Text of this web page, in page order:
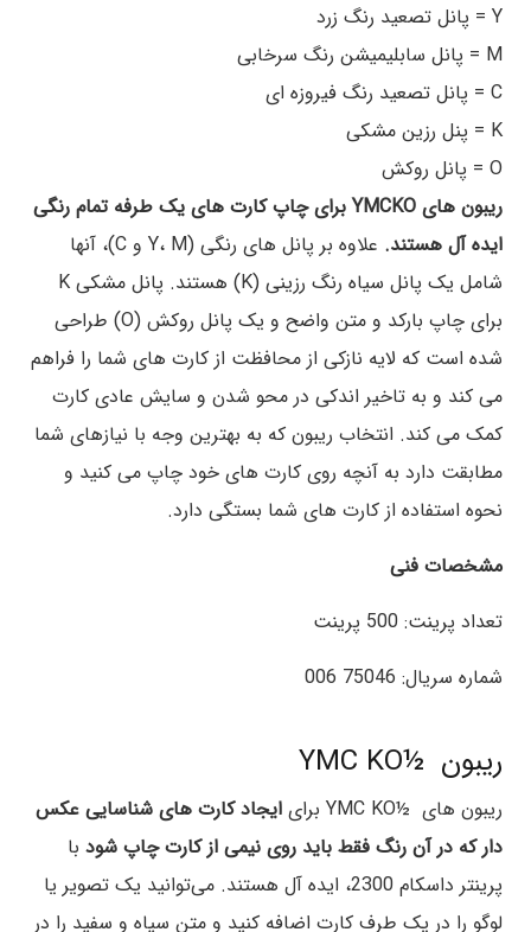
Y = پانل تصعید رنگ زرد
M = پانل سابلیمیشن رنگ سرخابی
C = پانل تصعید رنگ فیروزه ای
K = پنل رزین مشکی
O = پانل روکش
ریبون های YMCKO برای چاپ کارت های یک طرفه تمام رنگی
ایده آل هستند.
علاوه بر پانل های رنگی (Y، M و C)، آنها
شامل یک پانل سیاه رنگ رزینی (K) هستند. پانل مشکی K
برای چاپ بارکد و متن واضح و یک پانل روکش (O) طراحی
شده است که لایه نازکی از محافظت از کارت های شما را فراهم
می کند و به تاخیر اندکی در محو شدن و سایش عادی کارت
کمک می کند. انتخاب ریبون که به بهترین وجه با نیازهای شما
مطابقت دارد به آنچه روی کارت های خود چاپ می کنید و
نحوه استفاده از کارت های شما بستگی دارد.
مشخصات فنی
تعداد پرینت: 500 پرینت
شماره سریال: 75046 006
ریبون ½YMC KO
ریبون های ½YMC KO برای
ایجاد کارت های شناسایی عکس
دار که در آن رنگ فقط باید روی نیمی از کارت چاپ شود با
پرینتر داسکام 2300، ایده آل هستند. می‌توانید یک تصویر یا
لوگو را در یک طرف کارت اضافه کنید و متن سیاه و سفید را در